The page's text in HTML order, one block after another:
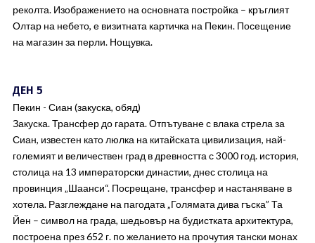
реколта. Изображението на основната постройка – кръглият
Олтар на небето, е визитната картичка на Пекин. Посещение
на магазин за перли. Нощувка.
ДЕН 5
Пекин - Сиан (закуска, обяд)
Закуска. Трансфер до гарата. Отпътуване с влака стрела за
Сиан, известен като люлка на китайската цивилизация, най-
големият и величествен град в древността с 3000 год. история,
столица на 13 императорски династии, днес столица на
провинция „Шаанси“. Посрещане, трансфер и настаняване в
хотела. Разглеждане на пагодата „Голямата дива гъска” Та
Йен – символ на града, шедьовър на будистката архитектура,
построена през 652 г. по желанието на прочутия тански монах